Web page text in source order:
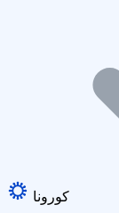
كورونا